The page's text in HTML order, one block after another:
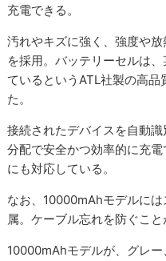
充電できる。
汚れやキズに強く、強度や
を採用。バッテリーセルは
ているというATL社製の高
た。
接続されたデバイスを自動
分配で安全かつ効率的に充
にも対応している。
なお、10000mAhモデルに
属。ケーブル忘れを防ぐこと
10000mAhモデルが、グレ